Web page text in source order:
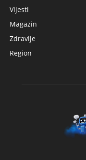
Vijesti
Magazin
Zdravlje
Region